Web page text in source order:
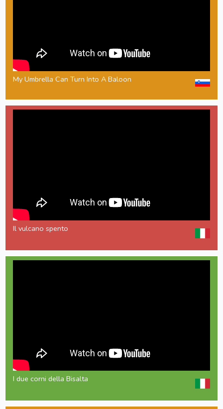
My Umbrella Can Turn Into A Baloon
Il vulcano spento
I due corni della Bisalta